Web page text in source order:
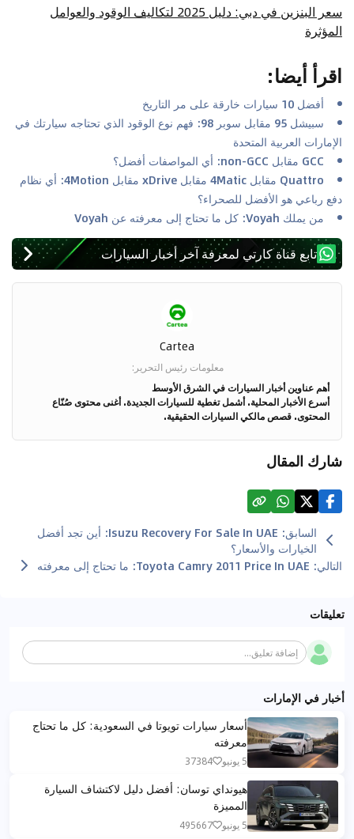
سعر البنزين في دبي: دليل 2025 لتكاليف الوقود والعوامل
المؤثرة
اقرأ أيضا:
أفضل 10 سيارات خارقة على مر التاريخ
سبيشل 95 مقابل سوبر 98: فهم نوع الوقود الذي تحتاجه سيارتك في
الإمارات العربية المتحدة
GCC مقابل non-GCC: أي المواصفات أفضل؟
Quattro مقابل 4Matic مقابل xDrive مقابل 4Motion: أي نظام
دفع رباعي هو الأفضل للصحراء؟
من يملك Voyah: كل ما تحتاج إلى معرفته عن Voyah
تابع قناة كارتي لمعرفة آخر أخبار السيارات
Cartea
معلومات رئيس التحرير :
أهم عناوين أخبار السيارات في الشرق الأوسط
أسرع الأخبار المحلية. أشمل تغطية للسيارات الجديدة. أغنى محتوى صُنّاع
المحتوى. قصص مالكي السيارات الحقيقية.
شارك المقال
السابق:
Isuzu Recovery For Sale In UAE: أين تجد أفضل
الخيارات والأسعار؟
التالي: Toyota Camry 2011 Price In UAE: ما تحتاج إلى معرفته
تعليقات
إضافة تعليق...
أخبار في الإمارات
أسعار سيارات تويوتا في السعودية: كل ما تحتاج
معرفته
5 يونيو 37384
هيونداي توسان: أفضل دليل لاكتشاف السيارة
المميزة
5 يونيو 495667